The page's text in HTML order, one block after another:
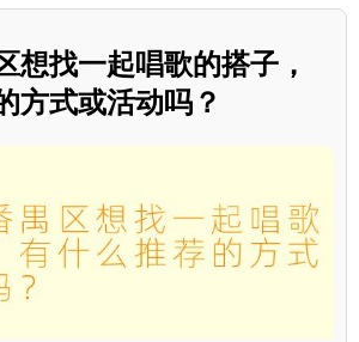
想找一起唱歌的搭子，
方式或活动吗？